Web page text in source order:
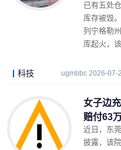
已有五处
库存被毁
列宁格勒
库起火，
科技 ugmbbc 2026-07-
女子边
赔付63
近日，东
披露，该